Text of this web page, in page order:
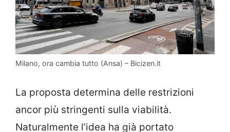
Milano, ora cambia tutto (Ansa) – Bicizen.it
La proposta determina delle restrizioni
ancor più stringenti sulla viabilità.
Naturalmente l’idea ha già portato